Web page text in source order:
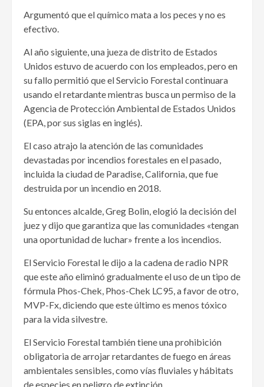
Argumentó que el químico mata a los peces y no es
efectivo.
Al año siguiente, una jueza de distrito de Estados
Unidos estuvo de acuerdo con los empleados, pero en
su fallo permitió que el Servicio Forestal continuara
usando el retardante mientras busca un permiso de la
Agencia de Protección Ambiental de Estados Unidos
(EPA, por sus siglas en inglés).
El caso atrajo la atención de las comunidades
devastadas por incendios forestales en el pasado,
incluida la ciudad de Paradise, California, que fue
destruida por un incendio en 2018.
Su entonces alcalde, Greg Bolin, elogió la decisión del
juez y dijo que garantiza que las comunidades «tengan
una oportunidad de luchar» frente a los incendios.
El Servicio Forestal le dijo a la cadena de radio NPR
que este año eliminó gradualmente el uso de un tipo de
fórmula Phos-Chek, Phos-Chek LC95, a favor de otro,
MVP-Fx, diciendo que este último es menos tóxico
para la vida silvestre.
El Servicio Forestal también tiene una prohibición
obligatoria de arrojar retardantes de fuego en áreas
ambientales sensibles, como vías fluviales y hábitats
de especies en peligro de extinción.